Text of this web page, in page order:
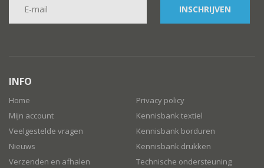
INSCHRIJVEN
INFO
Home
Mijn account
Veelgestelde vragen
Nieuws
Verzenden en afhalen
Privacy policy
Kennisbank textiel
Kennisbank borduren
Kennisbank drukken
Technische ondersteuning